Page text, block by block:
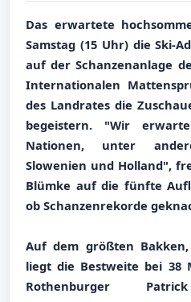
Das erwartete
Samstag (15 Uhr) die Ski-
auf der Schanzenanlage
Internationalen
des Landrates die
begeistern. "Wir
Nationen, unter
Slowenien und Holland",
Blümke auf die fünfte
ob Schanzenrekorde
Auf dem größten
liegt die Bestweite bei 38
Rothenburger